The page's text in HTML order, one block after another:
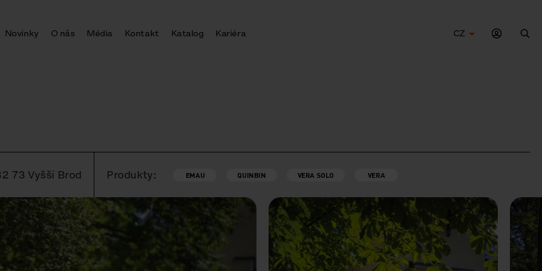
Novinky O nás Média Kontakt Katalog Kariéra
CZ
73 Vyšší Brod Produkty: EMAU QUINBIN VERA SOLO VERA